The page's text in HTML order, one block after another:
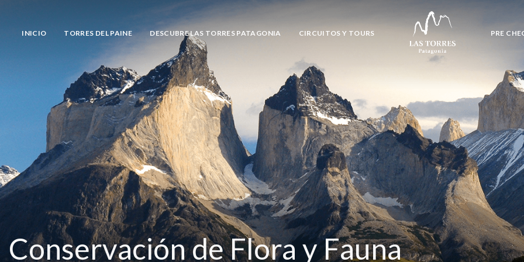
INICIO TORRES DEL PAINE DESCUBRE LAS TORRES PATAGONIA CIRCUITOS Y TOURS PRE
Conservación de Flora y Fauna